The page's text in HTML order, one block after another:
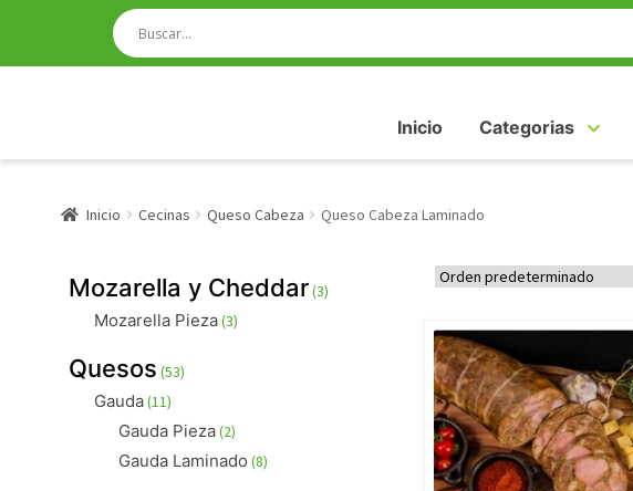
Inicio Categorias
Inicio Cecinas Queso Cabeza Queso Cabeza Laminado
Mozarella y Cheddar 33
productos
Mozarella Pieza 33
Quesos 5353
productos
Gauda 1111
productos
Gauda Pieza 22
productos
Gauda Laminado 88